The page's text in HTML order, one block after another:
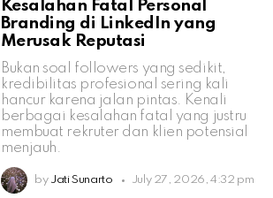
Kesalahan Fatal Personal
Branding di LinkedIn yang
Merusak Reputasi
Bukan soal followers yang sedikit,
kredibilitas profesional sering kali
hancur karena jalan pintas. Kenali
berbagai kesalahan fatal yang justru
membuat rekruter dan klien potensial
menjauh.
by Jati Sunarto July 27, 2026, 4:32 pm